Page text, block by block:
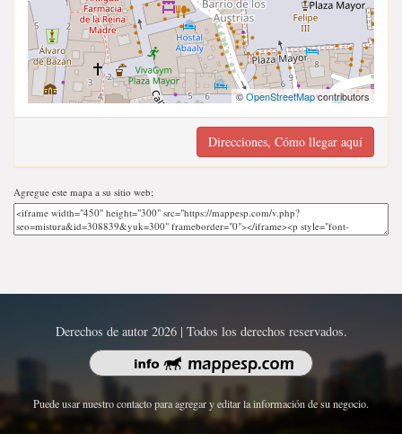
©OpenStreetMapcontributors
Direcciones, Cómo llegar aquí
Agregue este mapa a su sitio web;
Derechos de autor 2026 | Todos los derechos reservados.
Puede usar nuestro contacto para agregar y editar la información de su negocio.